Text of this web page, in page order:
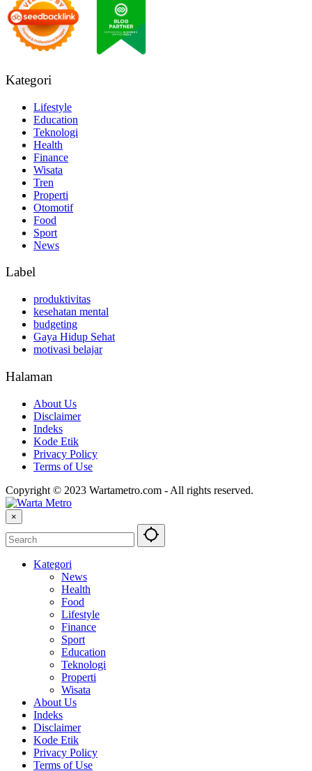
Kategori
Lifestyle
Education
Teknologi
Health
Finance
Wisata
Tren
Properti
Otomotif
Food
Sport
News
Label
produktivitas
kesehatan mental
budgeting
Gaya Hidup Sehat
motivasi belajar
Halaman
About Us
Disclaimer
Indeks
Kode Etik
Privacy Policy
Terms of Use
Copyright © 2023 Wartametro.com - All rights reserved.
×
Kategori
News
Health
Food
Lifestyle
Finance
Sport
Education
Teknologi
Properti
Wisata
About Us
Indeks
Disclaimer
Kode Etik
Privacy Policy
Terms of Use